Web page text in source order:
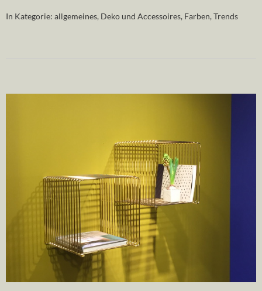
In Kategorie: allgemeines, Deko und Accessoires, Farben,Trends